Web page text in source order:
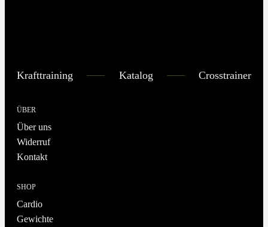
Krafttraining Katalog Crosstrainer
ÜBER
Über uns
Widerruf
Kontakt
SHOP
Cardio
Gewichte